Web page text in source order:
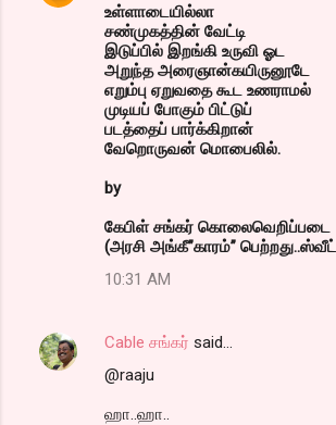
உள்ளாடையில்லா
சண்முகத்தின் வேட்டி
இடுப்பில் இறங்கி உருவி ஓட
அறுந்த அரைஞான்கயிருனூடே
எறும்பு ஏறுவதை கூட உணராமல்
முடியப் போகும் பிட்டுப்
படத்தைப் பார்க்கிறான்
வேறொருவன் மொபைலில்.
by
கேபிள் சங்கர் கொலைவெறிப்படை
(அரசி அங்கீ”காரம்”
10:31 AM
Cable சங்கர் said…
@raaju
ஹா..ஹா..